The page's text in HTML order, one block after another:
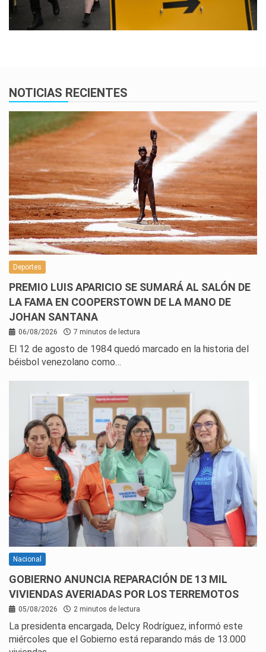
NOTICIAS RECIENTES
Deportes
PREMIO LUIS APARICIO SE SUMARÁ AL SALÓN DE
LA FAMA EN COOPERSTOWN DE LA MANO DE
JOHAN SANTANA
06/08/2026 7 minutos de lectura
El 12 de agosto de 1984 quedó marcado en la historia del
béisbol venezolano como…
Nacional
GOBIERNO ANUNCIA REPARACIÓN DE 13 MIL
VIVIENDAS AVERIADAS POR LOS TERREMOTOS
05/08/2026 2 minutos de lectura
La presidenta encargada, Delcy Rodríguez, informó este
miércoles que el Gobierno está reparando más de 13.000